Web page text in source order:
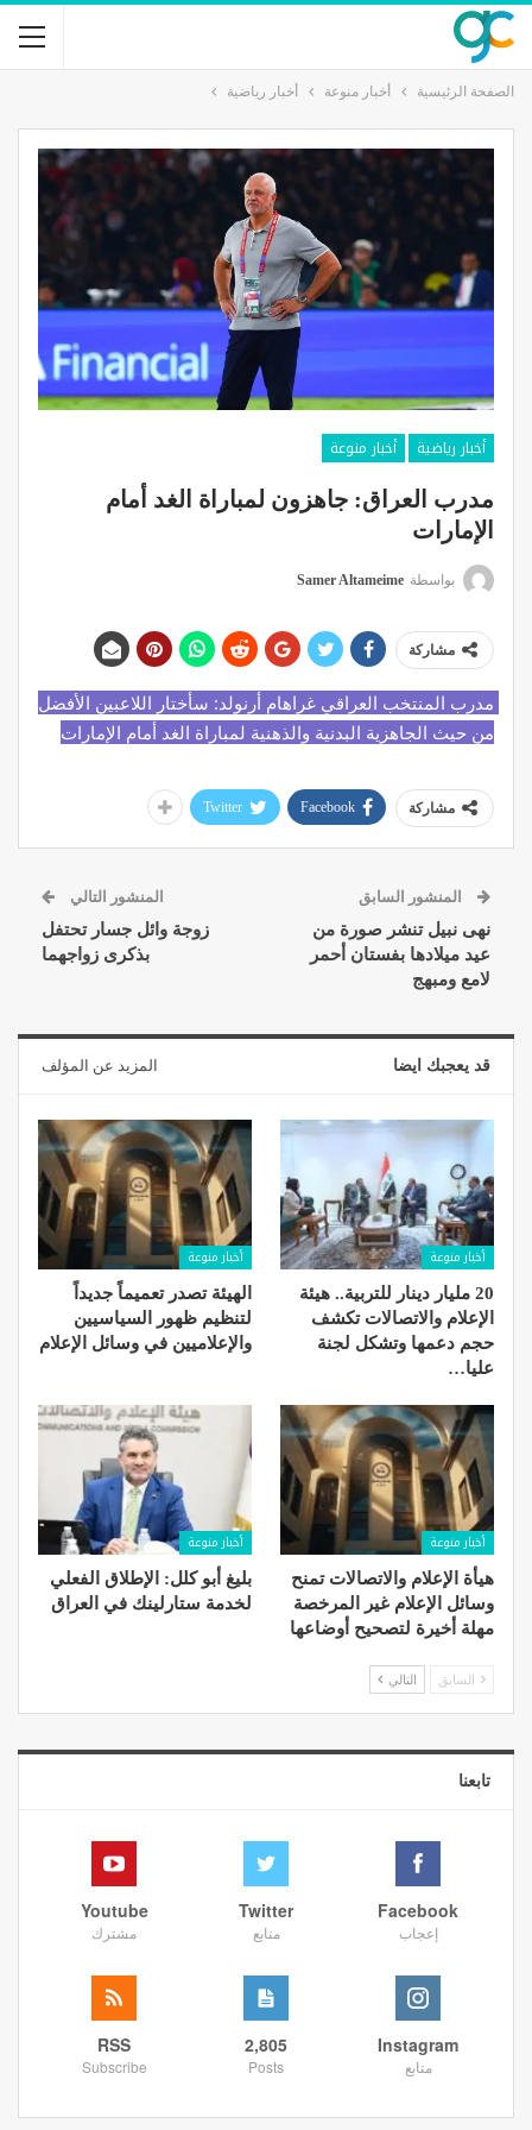
الصفحة الرئيسية أخبار منوعة أخبار رياضية
أخبار رياضية
أخبار منوعة
مدرب العراق: جاهزون لمباراة الغد أمام
الإمارات
بواسطة Samer Altameime
مشاركة
من حيث الجاهزية البدنية والذهنية لمباراة الغد أمام الإمارات
مشاركة Facebook
Twitter
المنشور السابق
نهى نبيل تنشر صورة من
عيد ميلادها بفستان أحمر
لامع ومبهج
المنشور التالي
زوجة وائل جسار تحتفل
بذكرى زواجهما
قد يعجبك ايضا المزيد عن المؤلف
أخبار منوعة
20 مليار دينار للتربية.. هيئة
الإعلام والاتصالات تكشف
حجم دعمها وتشكل لجنة
عليا…
أخبار منوعة
الهيئة تصدر تعميماً جديداً
لتنظيم ظهور السياسيين
والإعلاميين في وسائل الإعلام
أخبار منوعة
هيأة الإعلام والاتصالات تمنح
وسائل الإعلام غير المرخصة
مهلة أخيرة لتصحيح أوضاعها
أخبار منوعة
بليغ أبو كلل: الإطلاق الفعلي
لخدمة ستارلينك في العراق
السابق التالي
تابعنا
Facebook
إعجاب
Twitter
متابع
Youtube
مشترك
Instagram
متابع
2,805
Posts
RSS
Subscribe